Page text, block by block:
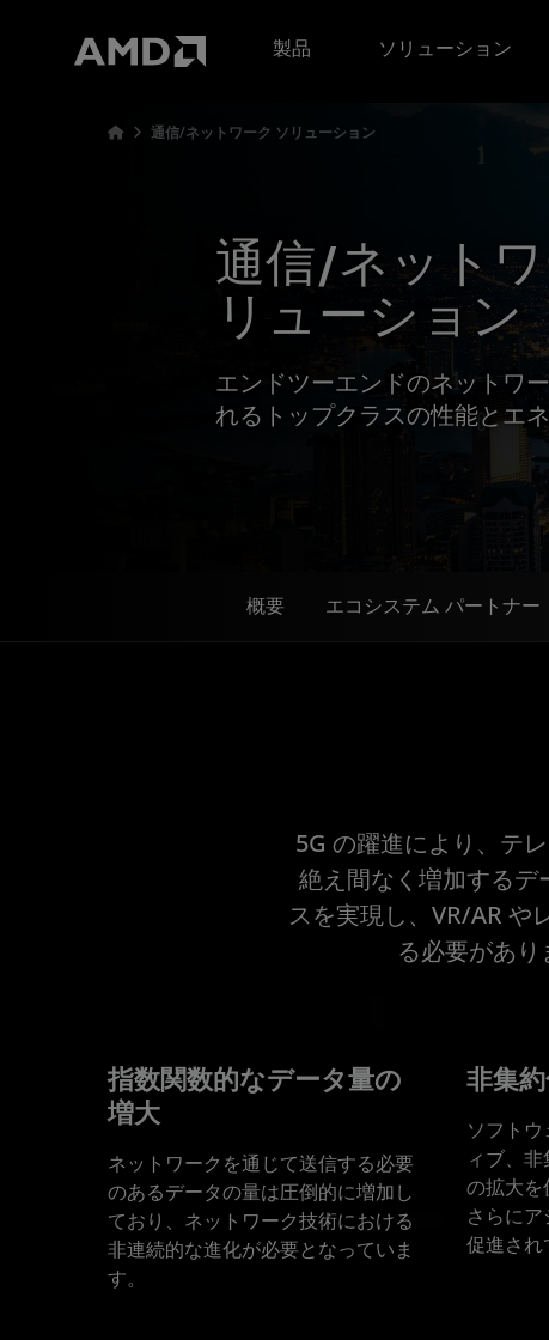
製品
ソリューション
通信/ネットワーク ソリューション
通信/ネット
リューション
エンドツーエンドのネットワ
れるトップクラスの性能とエ
概要 エコシステム パートナー
5G の躍進により、テ
絶え間なく増加するデ
スを実現し、VR/AR や
る必要があり
指数関数的なデータ量の
増大
ネットワークを通じて送信する必要
のあるデータの量は圧倒的に増加し
ており、ネットワーク技術における
非連続的な進化が必要となっていま
す。
非集
ソフト
ィブ、
の拡大を
さらに
促進され